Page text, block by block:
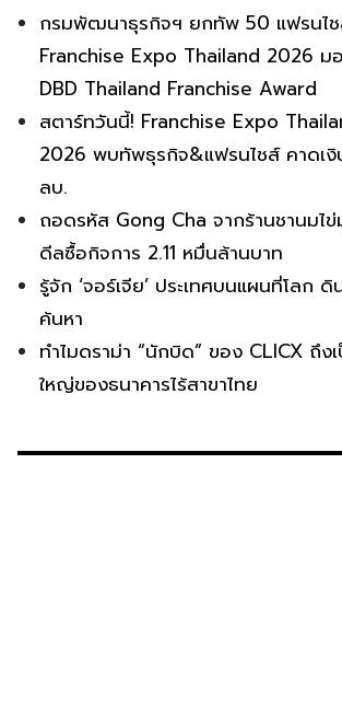
กรมพัฒนาธุรกิจฯ ยกทัพ 50 แฟรนไช
Franchise Expo Thailand 2026 ม
DBD Thailand Franchise Award
สตาร์ทวันนี้! Franchise Expo
2026 พบทัพธุรกิจ&แฟรนไชส์ คาดเ
ลบ.
ถอดรหัส Gong Cha จากร้านชานมไ
ดีลซื้อกิจการ 2.11 หมื่นล้านบาท
รู้จัก ‘จอร์เจีย’ ประเทศบนแผนที่โลก
ค้นหา
ทำไมดราม่า “นักบิด” ของ CLICX ถึ
ใหญ่ของธนาคารไร้สาขาไทย